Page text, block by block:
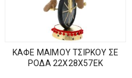
ΚΑΦΕ ΜΑΙΜΟΥ ΤΣΙΡΚΟΥ ΣΕ
ΡΟΔΑ 22Χ28Χ57ΕΚ